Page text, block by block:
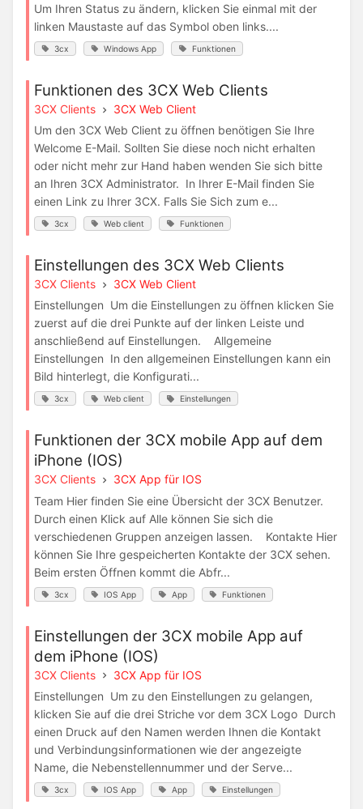
Um Ihren Status zu ändern, klicken Sie einmal mit der
linken Maustaste auf das Symbol oben links....
3cx Windows App Funktionen
Funktionen des 3CX Web Clients
3CX Clients
3CX Web Client
Um den 3CX Web Client zu öffnen benötigen Sie Ihre
Welcome E-Mail. Sollten Sie diese noch nicht erhalten
oder nicht mehr zur Hand haben wenden Sie sich bitte
an Ihren 3CX Administrator. In Ihrer E-Mail finden Sie
einen Link zu Ihrer 3CX. Falls Sie Sich zum e...
3cx Web client Funktionen
Einstellungen des 3CX Web Clients
3CX Clients
3CX Web Client
Einstellungen Um die Einstellungen zu öffnen klicken Sie
zuerst auf die drei Punkte auf der linken Leiste und
anschließend auf Einstellungen. Allgemeine
Einstellungen In den allgemeinen Einstellungen kann ein
Bild hinterlegt, die Konfigurati...
3cx Web client Einstellungen
Funktionen der 3CX mobile App auf dem
iPhone (IOS)
3CX Clients
3CX App für IOS
Team Hier finden Sie eine Übersicht der 3CX Benutzer.
Durch einen Klick auf Alle können Sie sich die
verschiedenen Gruppen anzeigen lassen. Kontakte Hier
können Sie Ihre gespeicherten Kontakte der 3CX sehen.
Beim ersten Öffnen kommt die Abfr...
3cx IOS App App Funktionen
Einstellungen der 3CX mobile App auf
dem iPhone (IOS)
3CX Clients
3CX App für IOS
Einstellungen Um zu den Einstellungen zu gelangen,
klicken Sie auf die drei Striche vor dem 3CX Logo Durch
einen Druck auf den Namen werden Ihnen die Kontakt
und Verbindungsinformationen wie der angezeigte
Name, die Nebenstellennummer und der Serve...
3cx IOS App App Einstellungen